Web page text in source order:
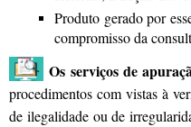
Produto gerado por
compromisso da
Os serviços de
procedimentos com vistas à
de ilegalidade ou de